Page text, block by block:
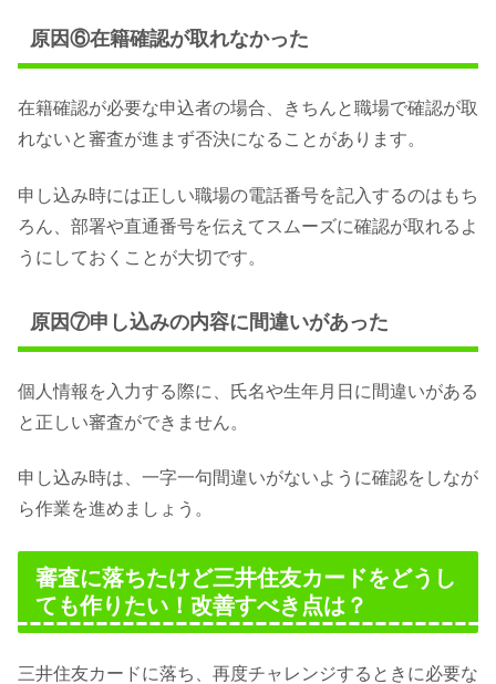
原因⑥在籍確認が取れなかった
在籍確認が必要な申込者の場合、きちんと職場で確認が取
れないと審査が進まず否決になることがあります。
申し込み時には正しい職場の電話番号を記入するのはもち
ろん、部署や直通番号を伝えてスムーズに確認が取れるよ
うにしておくことが大切です。
原因⑦申し込みの内容に間違いがあった
個人情報を入力する際に、氏名や生年月日に間違いがある
と正しい審査ができません。
申し込み時は、一字一句間違いがないように確認をしなが
ら作業を進めましょう。
審査に落ちたけど三井住友カードをどうし
ても作りたい！改善すべき点は？
三井住友カードに落ち、再度チャレンジするときに必要な